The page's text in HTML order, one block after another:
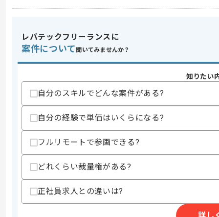
スキル
・PHPを用いた開発経験(5年以上)
・Azure上でのシステム構築経験(3年以
歓迎スキル
・WindowsPCとiPhoneのデバイス管理
スキルに不安がある方へ
その他募集要項
商談回数
募集人数
1人
レバテックフリーランスに
案件について 聞いてみませんか？
知りたい
自分のスキルでどんな案件がある?
自分の経験で単価はいくらになる?
フルリモートで参画できる?
どれくらい裁量権がある?
正社員求人との違いは?